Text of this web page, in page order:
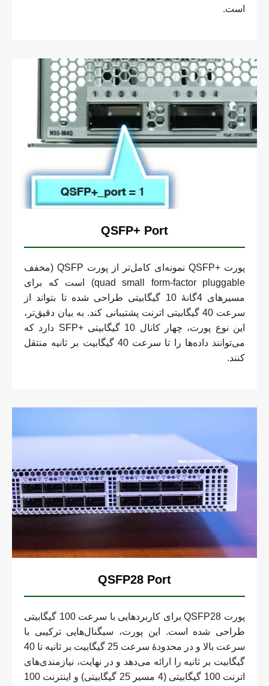
است.
QSFP+ Port
پورت +QSFP نمونه‌ای کامل‌تر از پورت QSFP (مخفف
quad small form-factor pluggable) است که برای
مسیرهای 4گانۀ 10 گیگابیتی طراحی شده تا بتواند از
سرعت 40 گیگابیتی اترنت پشتیبانی کند. به بیان دقیق‌تر،
این نوع پورت، چهار کانال 10 گیگابیتی +SFP دارد که
می‌توانند داده‌ها را تا سرعت 40 گیگابیت بر ثانیه منتقل
کنند.
QSFP28 Port
پورت QSFP28 برای کاربردهایی با سرعت 100 گیگابیتی
طراحی شده است. این پورت، سیگنال‌هایی ترکیبی با
سرعت بالا و در محدودۀ سرعت 25 گیگابیت بر ثانیه تا 40
گیگابیت بر ثانیه را ارائه می‌دهد و در نهایت، نیازمندی‌های
اترنت 100 گیگابیتی (4 مسیر 25 گیگابیتی) و اینترنت 100